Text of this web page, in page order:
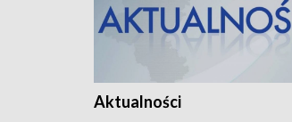
Aktualności